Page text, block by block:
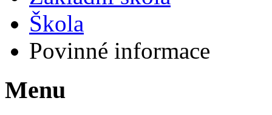
Škola
Povinné informace
Menu